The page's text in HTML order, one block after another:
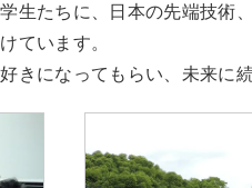
生たちに、日本の先端技術
ています。
きになってもらい、未来に